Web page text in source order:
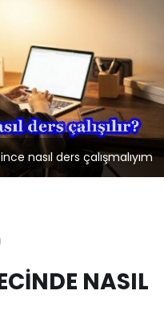
nasıl ders çalışmalıyım
NASIL